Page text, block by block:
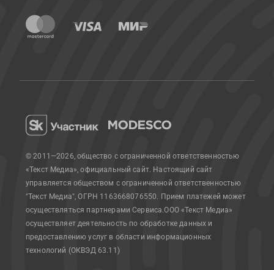
© 2011—2026, общество с ограниченной ответственностью
«Текст Медиа», официальный сайт. Настоящий сайт
управляется обществом с ограниченной ответственностью
"Текст Медиа", ОГРН 1163668076550. Прием платежей может
осуществляться партнерами Сервиса.ООО «Текст Медиа»
осуществляет деятельность по обработке данных и
предоставлению услуг в области информационных
технологий (ОКВЭД 63.11)